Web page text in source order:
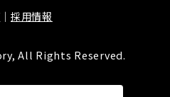
採用情報
All Rights Reserved.